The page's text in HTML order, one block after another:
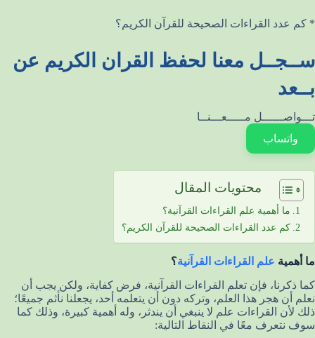
* كم عدد القراءات الصحيحة للقرآن الكريم؟
ســجــل معنا لحفظ القران الكريم عن
بــعد
تـــواصــــــل مـــــعـــنــا
واتساب
محتويات المقال
ما أهمية علم القراءات القرآنية؟
كم عدد القراءات الصحيحة للقرآن الكريم؟
ما أهمية علم القراءات القرآنية؟
كما ذكرنا، فإن تعلم القراءات القرآنية، فرض كفاية، ولكن يجب أن
نعلم أن هجر هذا العلم، وتركه دون أن يتعلمه أحد، يجعلنا نأثم جميعًا؛
ذلك لأن القراءات علم لا ينبغي أن يندثر، وله أهمية كبيرة، وذلك كما
سوف نتعرف معًا في النقاط التالية: